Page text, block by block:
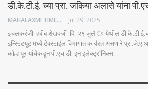
डी.के.टी.ई. च्या प्रा. जकिया अलासे यांना
MAHALAXMI TIMES Jul 29, 2025
इचलकरंजी: हबीब शेखदर्जी दि २९ जुलै ः येथील
इन्स्टिटयूट मध्ये टेक्स्टाईल विभागात कार्यरत असणारे
कोल्हापूर यांचेकडून पी.एच.डी. इन इलेक्ट्रॉनिक्स…